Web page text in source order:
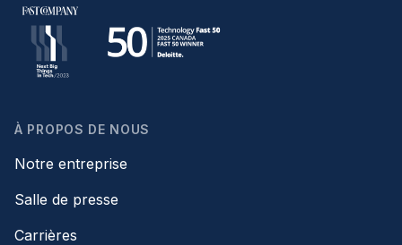
À PROPOS DE NOUS
Notre entreprise
Salle de presse
Carrières